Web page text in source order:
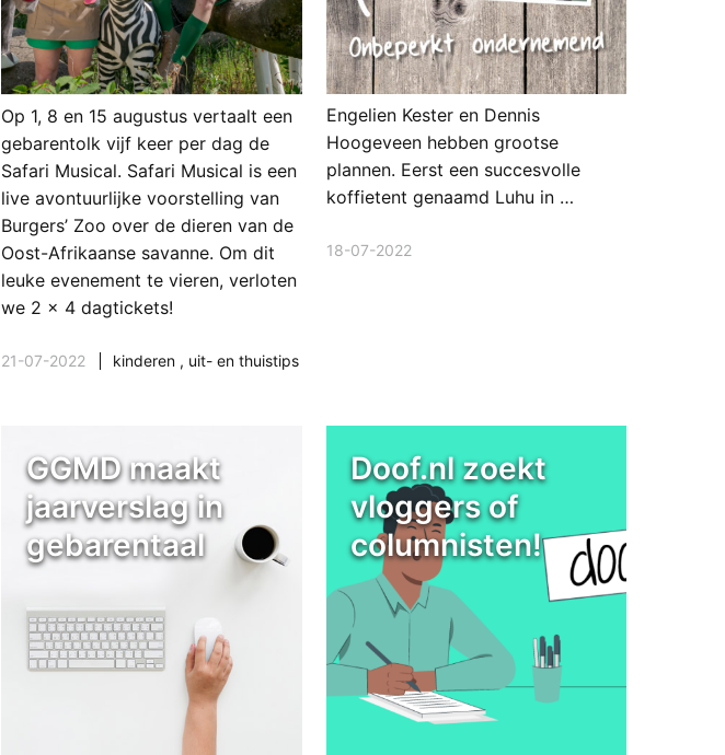
,kinderen
Op 1, 8 en 15 augustus vertaalt een
gebarentolk vijf keer per dag de
Safari Musical. Safari Musical is een
live avontuurlijke voorstelling van
Burgers’ Zoo over de dieren van de
Oost-Afrikaanse savanne. Om dit
leuke evenement te vieren, verloten
we 2 x 4 dagtickets!
21-07-2022 kinderen , uit- en thuistips
Engelien Kester en Dennis
Hoogeveen hebben grootse
plannen. Eerst een succesvolle
koffietent genaamd Luhu in …
18-07-2022
GGMD maakt
jaarverslag in
gebarentaal
Doof.nl zoekt
vloggers of
columnisten!